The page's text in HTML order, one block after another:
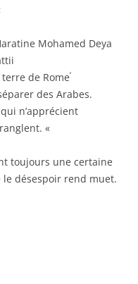
Mohamed Deya
terre de Rome‘
des Arabes.
n’apprécient
«
toujours une certaine
le désespoir rend muet.